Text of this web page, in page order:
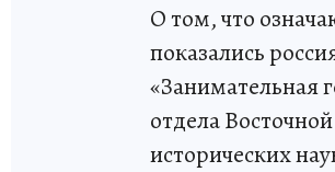
О том, что
показались
«Занимательная
отдела
исторических